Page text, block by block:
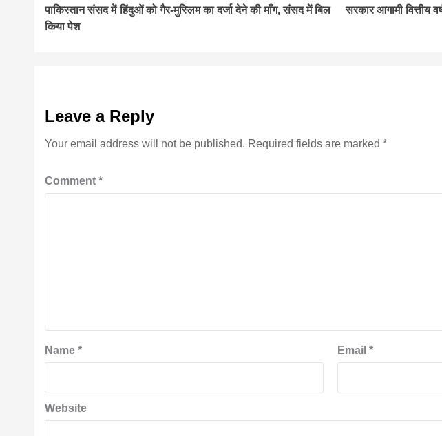
Reading
पाकिस्तान संसद में हिंदुओं को गैर-मुस्लिम का दर्जा देने की माँग, संसद में बिल
किया पेश
सरकार आगामी
Leave a Reply
Your email address will not be published. Required fields are marked*
Comment*
Name* Email*
Website